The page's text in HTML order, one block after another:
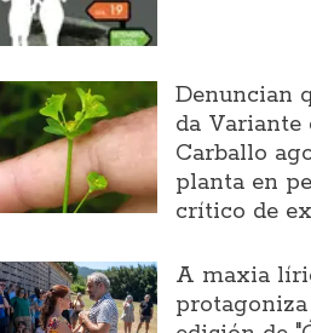
Denuncian
da Variante
Carballo
planta en
crítico de
A maxia